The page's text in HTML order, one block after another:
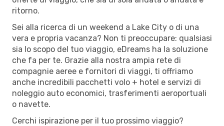
ritorno.
Sei alla ricerca di un weekend a Lake City o di una
vera e propria vacanza? Non ti preoccupare: qualsiasi
sia lo scopo del tuo viaggio, eDreams ha la soluzione
che fa per te. Grazie alla nostra ampia rete di
compagnie aeree e fornitori di viaggi, ti offriamo
anche incredibili pacchetti volo + hotel e servizi di
noleggio auto economici, trasferimenti aeroportuali
o navette.
Cerchi ispirazione per il tuo prossimo viaggio?